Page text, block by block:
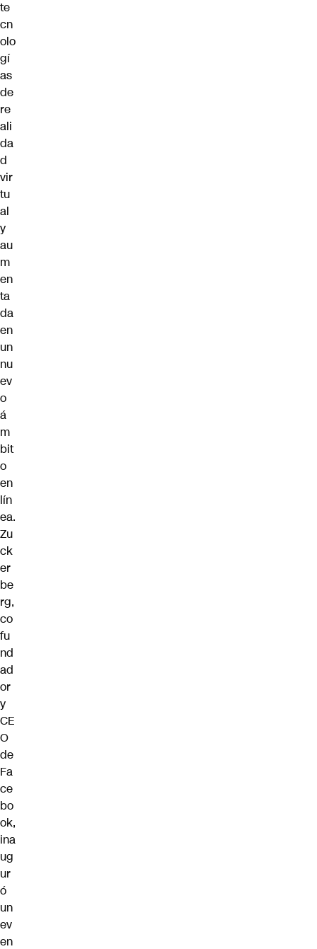
te
cn
olo
gí
as
de
re
ali
da
d
vir
tu
al
y
au
m
en
ta
da
en
un
nu
ev
o
á
m
bit
o
en
lín
ea.
Zu
ck
er
be
rg,
co
fu
nd
ad
or
y
CE
O
de
Fa
ce
bo
ok,
ina
ug
ur
ó
un
ev
en